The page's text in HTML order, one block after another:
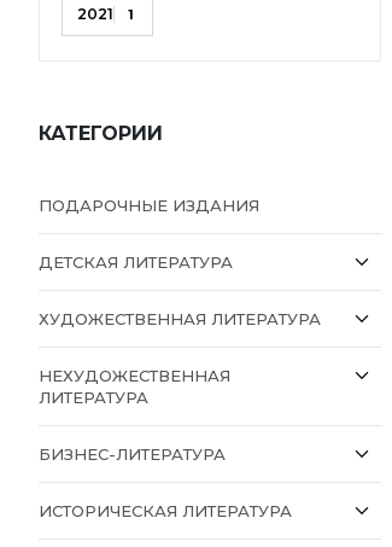
2021 1
КАТЕГОРИИ
ПОДАРОЧНЫЕ ИЗДАНИЯ
ДЕТСКАЯ ЛИТЕРАТУРА
ХУДОЖЕСТВЕННАЯ ЛИТЕРАТУРА
НЕХУДОЖЕСТВЕННАЯ
ЛИТЕРАТУРА
БИЗНЕС-ЛИТЕРАТУРА
ИСТОРИЧЕСКАЯ ЛИТЕРАТУРА